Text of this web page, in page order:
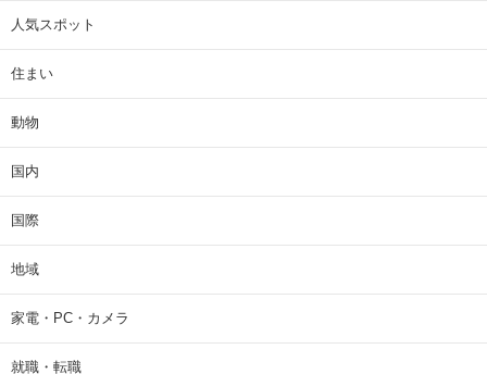
人気スポット
住まい
動物
国内
国際
地域
家電・PC・カメラ
就職・転職